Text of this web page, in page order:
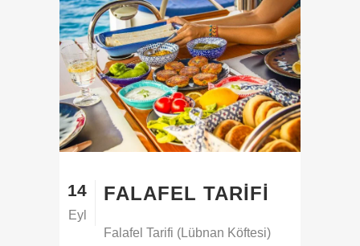
14
Eyl
FALAFEL TARIFI
Falafel Tarifi (Lübnan Köftesi)